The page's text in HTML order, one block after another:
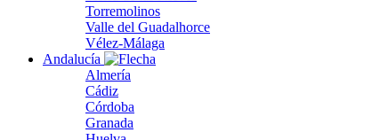
Torremolinos
Valle del Guadalhorce
Vélez-Málaga
Andalucía
Almería
Cádiz
Córdoba
Granada